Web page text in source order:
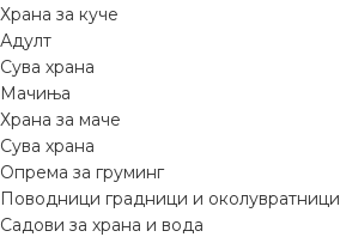
Храна за куче
Адулт
Сува храна
Мачиња
Храна за маче
Сува храна
Опрема за груминг
Поводници градници и околувратници
Садови за храна и вода